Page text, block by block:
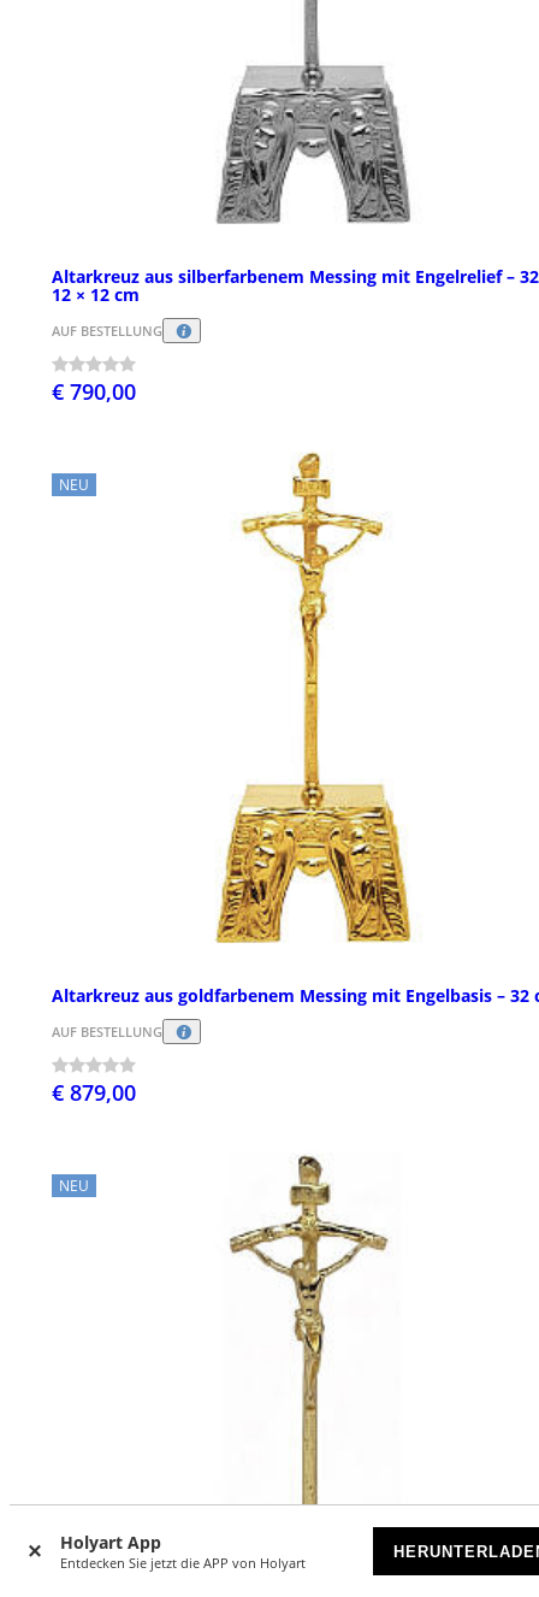
Holyart App
Entdecken Sie jetzt die APP von Holyart
Altarkreuz aus silberfarbenem Messing mit Engelrelief –
12 × 12 cm
AUF BESTELLUNG
€ 790,00
NEU
Altarkreuz aus goldfarbenem Messing mit Engelbasis – 32
AUF BESTELLUNG
€ 879,00
NEU